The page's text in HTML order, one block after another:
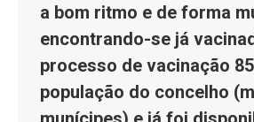
a bom ritmo e de forma
encontrando-se já
processo de vacinação
população do concelho